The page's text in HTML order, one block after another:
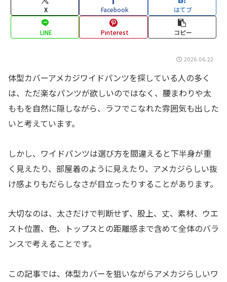
X Facebook はてブ
LINE Pinterest コピー
2026.06.22
体型カバーアメカジワイドパンツを探している人の多く
は、ただ楽なパンツが欲しいのではなく、腰まわりや太
ももを自然に隠しながら、ラフでこなれた雰囲気も出した
いと考えています。
しかし、ワイドパンツは選び方を間違えると下半身が重
く見えたり、部屋着のように見えたり、アメカジらしい抜
け感よりもだらしなさが目立ったりすることがあります。
大切なのは、太さだけで判断せず、股上、丈、素材、ウエ
スト位置、色、トップスとの距離感まで含めて全体のバラ
ンスで考えることです。
この記事では、体型カバーを狙いながらアメカジらしいワ